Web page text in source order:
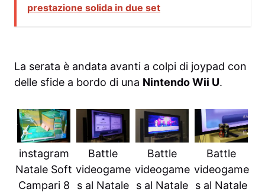
prestazione solida in due set
La serata è andata avanti a colpi di joypad con
delle sfide a bordo di una Nintendo Wii U.
instagram
Natale Soft
Campari 8
Battle
videogame
s al Natale
Battle
videogame
s al Natale
Battle
videogame
s al Natale